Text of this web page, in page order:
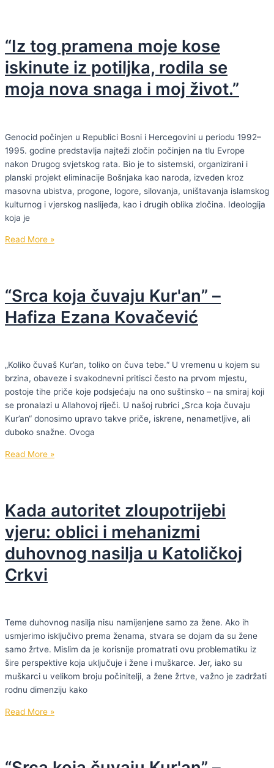
–
Hafiza
Ilma
Ogreščević
“Iz tog pramena moje kose
iskinute iz potiljka, rodila se
moja nova snaga i moj život.”
Genocid počinjen u Republici Bosni i Hercegovini u periodu 1992–
1995. godine predstavlja najteži zločin počinjen na tlu Evrope
nakon Drugog svjetskog rata. Bio je to sistemski, organizirani i
planski projekt eliminacije Bošnjaka kao naroda, izveden kroz
masovna ubistva, progone, logore, silovanja, uništavanja islamskog
kulturnog i vjerskog naslijeđa, kao i drugih oblika zločina. Ideologija
koja je
“Iz
kose
iskinute
iz
se
moja
nova
i
moj
Read More »
“Srca koja čuvaju Kur'an” –
Hafiza Ezana Kovačević
„Koliko čuvaš Kur’an, toliko on čuva tebe.“ U vremenu u kojem su
brzina, obaveze i svakodnevni pritisci često na prvom mjestu,
postoje tihe priče koje podsjećaju na ono suštinsko – na smiraj koji
se pronalazi u Allahovoj riječi. U našoj rubrici „Srca koja čuvaju
Kur’an“ donosimo upravo takve priče, iskrene, nenametljive, ali
duboko snažne. Ovoga
“Srca
–
Hafiza
Ezana
Kovačević
Read More »
Kada autoritet zloupotrijebi
vjeru: oblici i mehanizmi
duhovnog nasilja u Katoličkoj
Crkvi
Teme duhovnog nasilja nisu namijenjene samo za žene. Ako ih
usmjerimo isključivo prema ženama, stvara se dojam da su žene
samo žrtve. Mislim da je korisnije promatrati ovu problematiku iz
šire perspektive koja uključuje i žene i muškarce. Jer, iako su
muškarci u velikom broju počinitelji, a žene žrtve, važno je zadržati
rodnu dimenziju kako
Kada
oblici
Read More »